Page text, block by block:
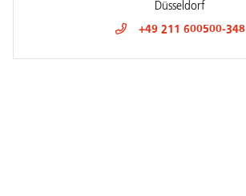
Düsseldorf
+49 211 600500-348